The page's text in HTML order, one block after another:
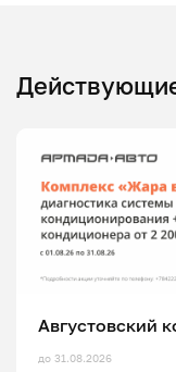
Августовский
до 31.08.2026